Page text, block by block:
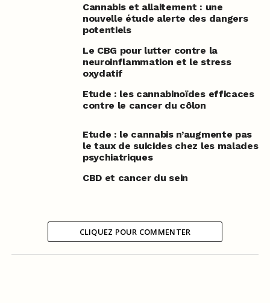
Cannabis et allaitement : une
nouvelle étude alerte des dangers
potentiels
Le CBG pour lutter contre la
neuroinflammation et le stress
oxydatif
Etude : les cannabinoïdes efficaces
contre le cancer du côlon
Etude : le cannabis n’augmente pas
le taux de suicides chez les malades
psychiatriques
CBD et cancer du sein
CLIQUEZ POUR COMMENTER